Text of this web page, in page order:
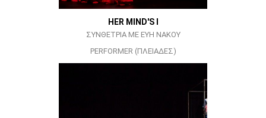
HER MIND'S I
ΣΥΝΘΕΤΡΙΑ ΜΕ ΕΥΗ ΝΑΚΟΥ
PERFORMER (ΠΛΕΙΑΔΕΣ)